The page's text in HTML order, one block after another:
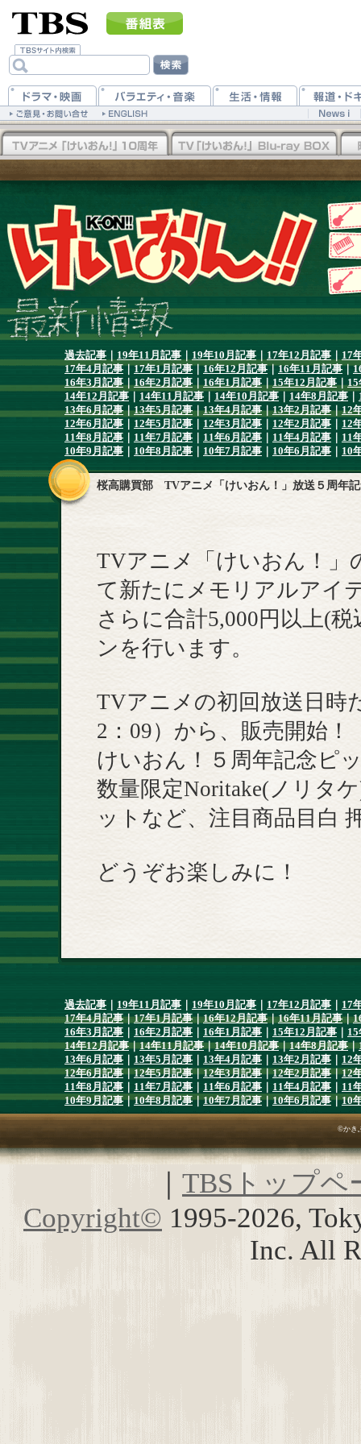
過去記事 19年11月記事 19年10月記事 17年12月記事
17
17年4月記事｜17年1月記事｜16年12月記事｜16年11月記事｜
16年3月記事｜16年2月記事｜16年1月記事｜15年12月記事｜15
14年12月記事
14年11月記事 14年10月記事 14年8月記事
13年6月記事｜13年5月記事｜13年4月記事｜13年2月記事｜12
12年6月記事
12年5月記事 12年3月記事 12年2月記事
12
11年8月記事
11年7月記事 11年6月記事 11年4月記事
11
10年9月記事
10年8月記事 10年7月記事 10年6月記事 10
桜高購買部 TVアニメ「けいおん！」放送５周年
TVアニメ「けいおん！」
て新たにメモリアルアイ
さらに合計5,000円以上(
ンを行います。
TVアニメの初回放送日時
2：09）から、販売開始！
けいおん！５周年記念ピ
数量限定Noritake(ノリタ
ットなど、注目商品目白
どうぞお楽しみに！
過去記事 19年11月記事 19年10月記事 17年12月記事
17
17年4月記事｜17年1月記事｜16年12月記事｜16年11月記事｜
16年3月記事
16年2月記事 16年1月記事 15年12月記事
14年12月記事｜14年11月記事｜14年10月記事｜14年8月記事｜
13年6月記事
13年5月記事 13年4月記事 13年2月記事
12
12年6月記事｜12年5月記事｜12年3月記事｜12年2月記事｜12
11年8月記事
11年7月記事 11年6月記事 11年4月記事
11
10年9月記事｜10年8月記事｜10年7月記事｜10年6月記事｜10
©かき
TBSトップペ
Copyright© 1995-2026,
Inc. All